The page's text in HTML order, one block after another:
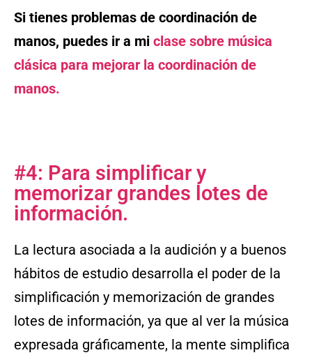
Si tienes problemas de coordinación de
manos, puedes ir a mi clase sobre música
clásica para mejorar la coordinación de
manos.
#4: Para simplificar y
memorizar grandes lotes de
información.
La lectura asociada a la audición y a buenos
hábitos de estudio desarrolla el poder de la
simplificación y memorización de grandes
lotes de información, ya que al ver la música
expresada gráficamente, la mente simplifica